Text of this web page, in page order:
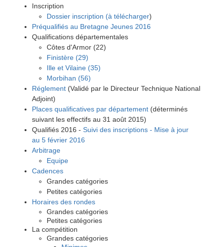
Inscription
Dossier inscription (à télécharger)
Préqualifiés au Bretagne Jeunes 2016
Qualifications départementales
Côtes d'Armor (22)
Finistère (29)
Ille et Vilaine (35)
Morbihan (56)
Réglement (Validé par le Directeur Technique National
Adjoint)
Places qualificatives par département (déterminés
suivant les effectifs au 31 août 2015)
Qualifiés 2016 - Suivi des inscriptions - Mise à jour
au 5 février 2016
Arbitrage
Equipe
Cadences
​Grandes catégories
Petites catégories
Horaires des rondes
​Grandes catégories
Petites catégories
La compétition
Grandes catégories